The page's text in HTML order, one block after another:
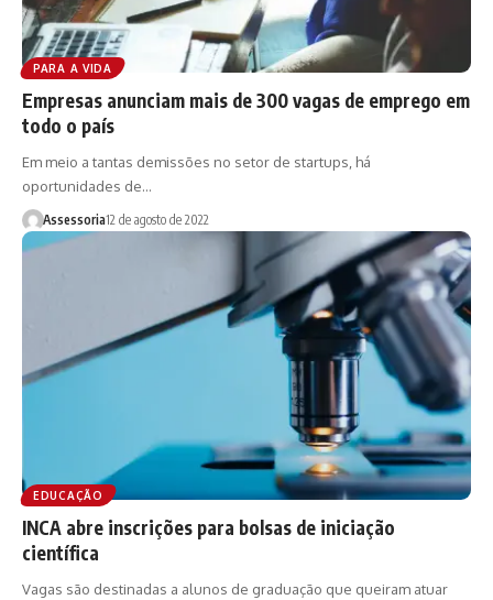
PARA A VIDA
Empresas anunciam mais de 300 vagas de emprego em
todo o país
Em meio a tantas demissões no setor de startups, há
oportunidades de…
Assessoria12 de agosto de 2022
EDUCAÇÃO
INCA abre inscrições para bolsas de iniciação
científica
Vagas são destinadas a alunos de graduação que queiram atuar